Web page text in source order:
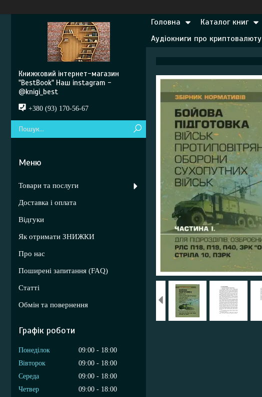
Головна Каталог книг
Аудіокниги про криптовалюту
Книжковий інтернет-магазин
"BestBook" Наш instagram -
@knigi_best
+380 (93) 170-56-67
Товари та послуги
Доставка і оплата
Відгуки
Як отримати ЗНИЖКИ
Про нас
Поширені запитання (FAQ)
Статті
Обмін та повернення
Графік роботи
Понеділок 09:00
18:00
Вівторок
09:00
18:00
Середа
09:00
18:00
Четвер
09:00
18:00